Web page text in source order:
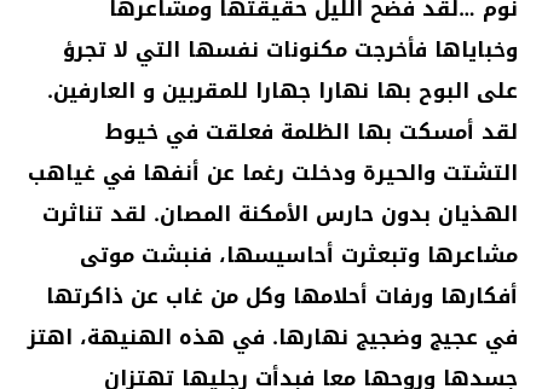
نوم …لقد فضح الليل حقيقتها ومشاعرها
وخباياها فأخرجت مكنونات نفسها التي لا تجرؤ
على البوح بها نهارا جهارا للمقربين و العارفين.
لقد أمسكت بها الظلمة فعلقت في خيوط
التشتت والحيرة ودخلت رغما عن أنفها في غياهب
الهذيان بدون حارس الأمكنة المصان. لقد تناثرت
مشاعرها وتبعثرت أحاسيسها، فنبشت موتى
أفكارها ورفات أحلامها وكل من غاب عن ذاكرتها
في عجيج وضجيج نهارها. في هذه الهنيهة، اهتز
جسدها وروحها معا فبدأت رجليها تهتزان